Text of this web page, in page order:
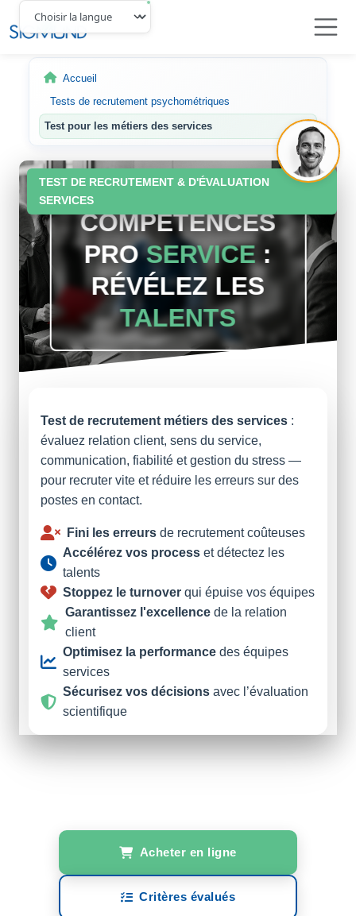
Navbar
Accueil
Tests de recrutement psychométriques
Test pour les métiers des services
TEST DE RECRUTEMENT & D'ÉVALUATION
SERVICES
COMPÉTENCES
PROSERVICE:
RÉVÉLEZ LES
TALENTS
Test de recrutement métiers des services :
évaluez relation client, sens du service,
communication, fiabilité et gestion du stress —
pour recruter vite et réduire les erreurs sur des
postes en contact.
Fini les erreurs de recrutement coûteuses
Accélérez vos process et détectez les
talents
Stoppez le turnover qui épuise vos équipes
Garantissez l'excellence de la relation
client
Optimisez la performance des équipes
services
Sécurisez vos décisions avec l’évaluation
scientifique
Acheter en ligne
Critères évalués